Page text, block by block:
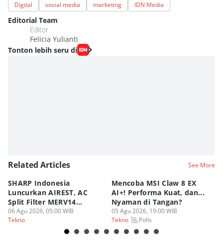
Digital sosial media marketing IDN Media
Editorial Team
Editor
Felicia Yulianti
Tonton lebih seru di
Related Articles See More
SHARP Indonesia
Luncurkan AIREST, AC
Split Filter MERV14
Perdana!
06 Agu 2026, 05:00 WIB
Tekno
Mencoba MSI Claw 8 EX
AI+! Performa Kuat, dan...
Nyaman di Tangan?
05 Agu 2026, 19:00 WIB
Tekno
Polls